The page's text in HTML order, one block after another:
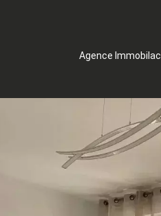
Agence Immobilac